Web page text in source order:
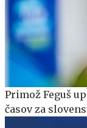
Primož Feguš
časov za